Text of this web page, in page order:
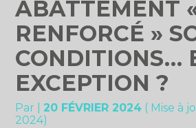
ABATTEMENT
RENFORCÉ »
CONDITIONS…
EXCEPTION ?
Par 20 FÉVRIER 2024 ( Mise à
2024)